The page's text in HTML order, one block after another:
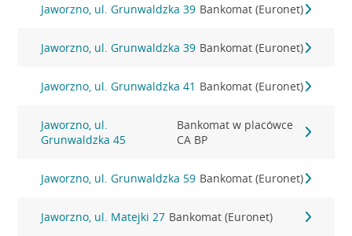
Jaworzno, ul. Grunwaldzka 39 Bankomat (Euronet)
Jaworzno, ul. Grunwaldzka 39 Bankomat (Euronet)
Jaworzno, ul. Grunwaldzka 41 Bankomat (Euronet)
Jaworzno, ul.
Grunwaldzka 45
Bankomat w placówce
CA BP
Jaworzno, ul. Grunwaldzka 59 Bankomat (Euronet)
Jaworzno, ul. Matejki 27 Bankomat (Euronet)